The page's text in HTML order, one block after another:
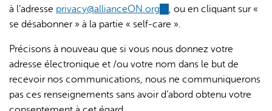
à l’adresse privacy@allianceON.org (link
sends
mail)
, ou en cliquant sur «
se désabonner » à la partie « self-care ».
Précisons à nouveau que si vous nous donnez votre
adresse électronique et /ou votre nom dans le but de
recevoir nos communications, nous ne communiquerons
pas ces renseignements sans avoir d’abord obtenu votre